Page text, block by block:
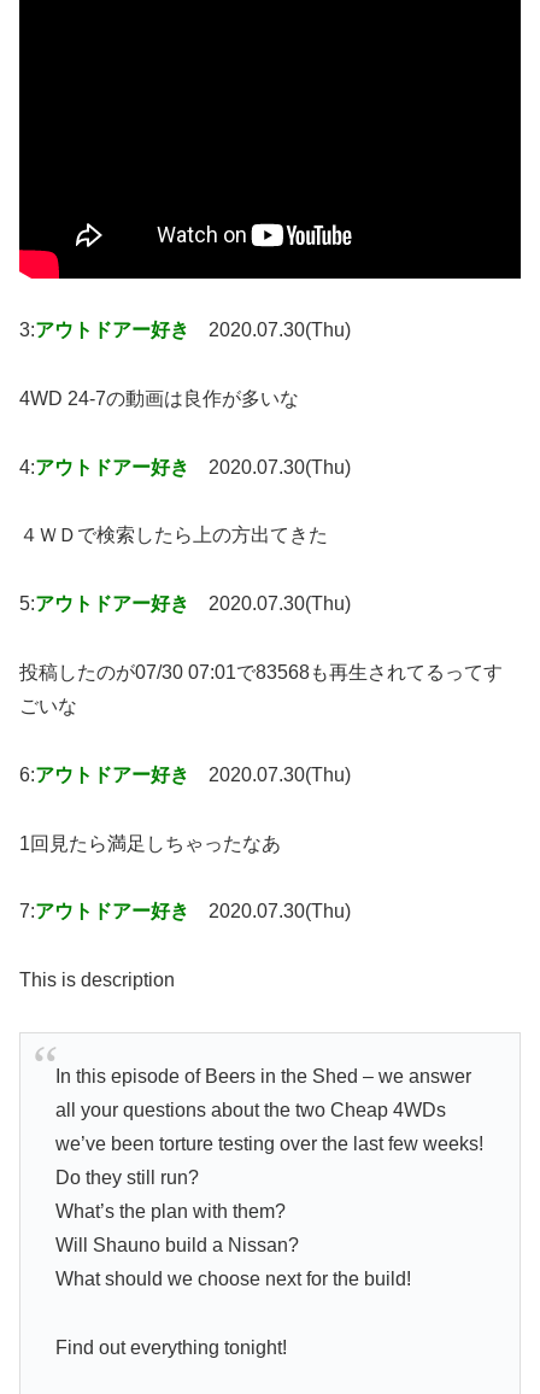
3:アウトドアー好き 2020.07.30(Thu)
4WD 24-7の動画は良作が多いな
4:アウトドアー好き 2020.07.30(Thu)
４ＷＤで検索したら上の方出てきた
5:アウトドアー好き 2020.07.30(Thu)
投稿したのが07/30 07:01で83568も再生されてるってす
ごいな
6:アウトドアー好き 2020.07.30(Thu)
1回見たら満足しちゃったなあ
7:アウトドアー好き 2020.07.30(Thu)
This is description
In this episode of Beers in the Shed – we answer
all your questions about the two Cheap 4WDs
we’ve been torture testing over the last few weeks!
Do they still run?
What’s the plan with them?
Will Shauno build a Nissan?
What should we choose next for the build!
Find out everything tonight!